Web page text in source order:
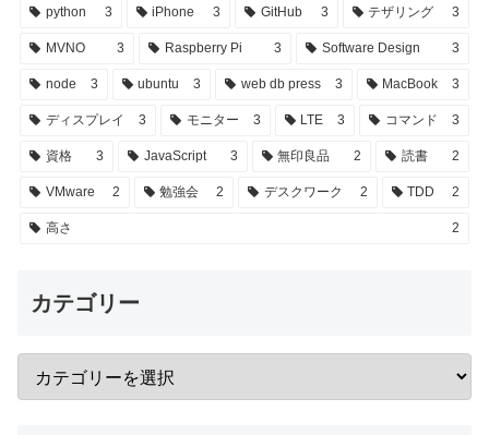
python 3 iPhone 3 GitHub 3 テザリング 3
MVNO 3 Raspberry Pi 3 Software Design 3
node 3 ubuntu 3 web db press 3 MacBook 3
ディスプレイ 3 モニター 3 LTE 3 コマンド 3
資格 3 JavaScript 3 無印良品 2 読書 2
VMware 2 勉強会 2 デスクワーク 2 TDD 2
高さ 2
カテゴリー